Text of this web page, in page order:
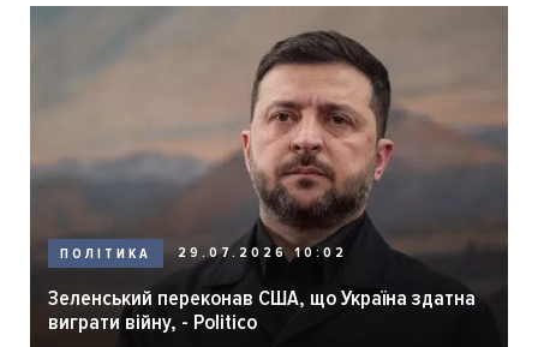
ПОЛІТИКА 29.07.2026 10:02
Зеленський переконав США, що Україна здатна
виграти війну, - Politico